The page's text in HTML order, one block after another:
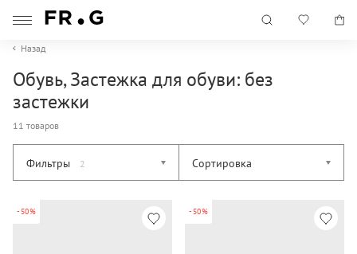
Назад
Обувь, Застежка для обуви: без
застежки
11 товаров
Фильтры 2 Сортировка
-50% -50%